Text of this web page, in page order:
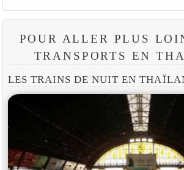
POUR ALLER PLUS
TRANSPORTS EN
LES TRAINS DE NUIT EN